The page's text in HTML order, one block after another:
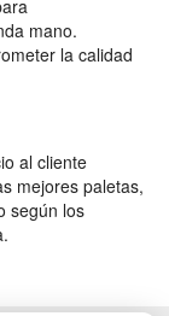
mano.
la calidad
al cliente
mejores paletas,
según los